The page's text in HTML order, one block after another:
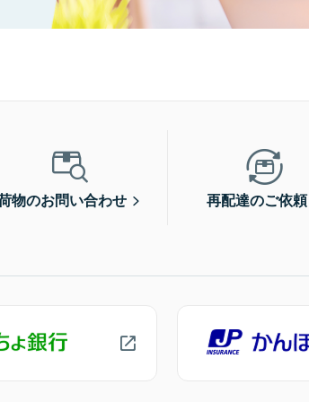
物のお問い合わせ 再配達のご依頼